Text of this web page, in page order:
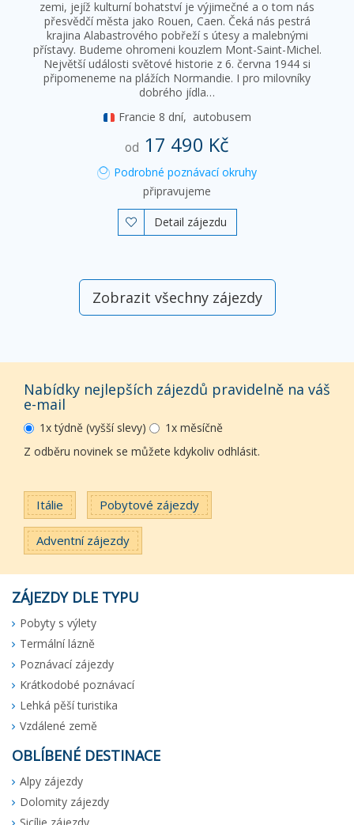
zemi, jejíž kulturní bohatství je výjimečné a o tom nás
přesvědčí města jako Rouen, Caen. Čeká nás pestrá
krajina Alabastrového pobřeží s útesy a malebnými
přístavy. Budeme ohromeni kouzlem Mont-Saint-Michel.
Největší události světové historie z 6. června 1944 si
připomeneme na plážích Normandie. I pro milovníky
dobrého jídla…
Francie 8 dní, autobusem
od 17 490 Kč
Podrobné poznávací okruhy
připravujeme
 Detail zájezdu
Zobrazit všechny zájezdy
Nabídky nejlepších zájezdů pravidelně na váš
e-mail
1x týdně (vyšší slevy)
1x měsíčně
Z odběru novinek se můžete kdykoliv odhlásit.
Itálie Pobytové zájezdy
Adventní zájezdy
ZÁJEZDY DLE TYPU
Pobyty s výlety
Termální lázně
Poznávací zájezdy
Krátkodobé poznávací
Lehká pěší turistika
Vzdálené země
OBLÍBENÉ DESTINACE
Alpy zájezdy
Dolomity zájezdy
Sicílie zájezdy